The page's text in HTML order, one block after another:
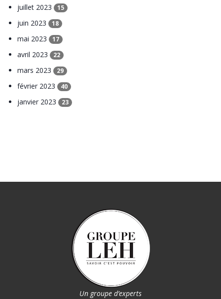
juillet 2023 15
juin 2023 18
mai 2023 17
avril 2023 22
mars 2023 29
février 2023 40
janvier 2023 23
Un groupe d’experts